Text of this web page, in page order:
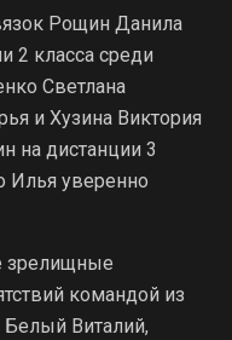
Рощин Данила
2 класса среди
Светлана
и Хузина Виктория
на дистанции 3
Илья уверенно
зрелищные
командой из
Виталий,